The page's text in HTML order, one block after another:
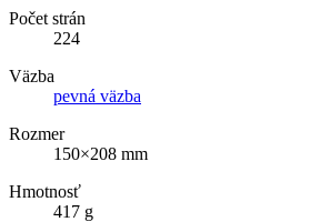
Počet strán
224
Väzba
pevná väzba
Rozmer
150×208 mm
Hmotnosť
417 g